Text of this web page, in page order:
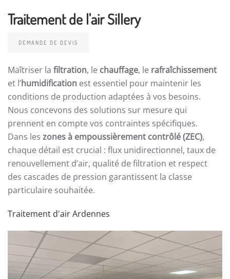
Traitement de l'air Sillery
DEMANDE DE DEVIS
Maîtriser la filtration, le chauffage, le rafraîchissement
et l’humidification est essentiel pour maintenir les
conditions de production adaptées à vos besoins.
Nous concevons des solutions sur mesure qui
prennent en compte vos contraintes spécifiques.
Dans les zones à empoussièrement contrôlé (ZEC),
chaque détail est crucial : flux unidirectionnel, taux de
renouvellement d’air, qualité de filtration et respect
des cascades de pression garantissent la classe
particulaire souhaitée.
Traitement d'air Ardennes